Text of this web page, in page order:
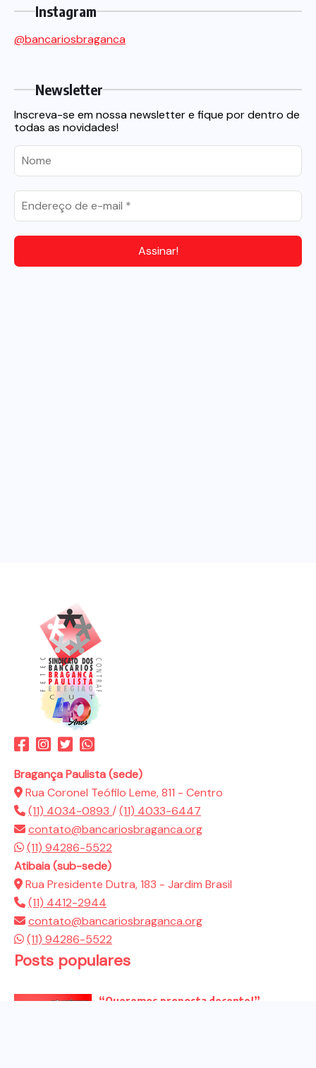
Instagram
@bancariosbraganca
Newsletter
Inscreva-se em nossa newsletter e fique por dentro de
todas as novidades!
Bragança Paulista (sede)
Rua Coronel Teófilo Leme, 811 - Centro
(11) 4034-0893 /(11) 4033-6447
contato@bancariosbraganca.org
(11) 94286-5522
Atibaia (sub-sede)
Rua Presidente Dutra, 183 - Jardim Brasil
(11) 4412-2944
contato@bancariosbraganca.org
(11) 94286-5522
Posts populares
“Queremos proposta decente!”